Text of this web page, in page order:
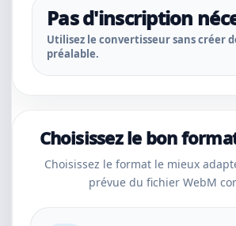
Pas d'inscription
Utilisez le convertisseur sans créer
préalable.
Choisissez le bon
Choisissez le format le mieux
prévue du fichier WebM